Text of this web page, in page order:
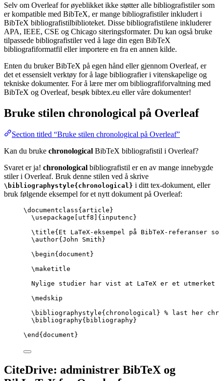
Selv om Overleaf for øyeblikket ikke støtter alle bibliografistiler som
er kompatible med BibTeX, er mange bibliografistiler inkludert i
BibTeX bibliografistilbiblioteket. Disse bibliografistilene inkluderer
APA, IEEE, CSE og Chicago siteringsformater. Du kan også bruke
tilpassede bibliografistiler ved å lage din egen BibTeX
bibliografiformatfil eller importere en fra en annen kilde.
Enten du bruker BibTeX på egen hånd eller gjennom Overleaf, er
det et essensielt verktøy for å lage bibliografier i vitenskapelige og
tekniske dokumenter. For å lære mer om bibliografiforvaltning med
BibTeX og Overleaf, besøk bibtex.eu eller våre dokumenter!
Bruke stilen chronological på Overleaf
Section titled “Bruke stilen chronological på Overleaf”
Kan du bruke chronological BibTeX bibliografistil i Overleaf?
Svaret er ja! chronological bibliografistil er en av mange innebygde
stiler i Overleaf. Bruk denne stilen ved å skrive
\bibliographystyle{chronological} i ditt tex-dokument, eller
bruk følgende eksempel for et nytt dokument på Overleaf:
\documentclass{ article }
\usepackage
utf8 ]{ inputenc }
\title{Et LaTeX-eksempel på BibTeX-
\author{John Smith}
\begin{ document }
\maketitle
Nylige studier har vist at LaTeX er et utmerket
\medskip
\bibliographystyle{chronological} % last her
\bibliography{bibliography}
\end { document }
CiteDrive: administrer BibTeX og